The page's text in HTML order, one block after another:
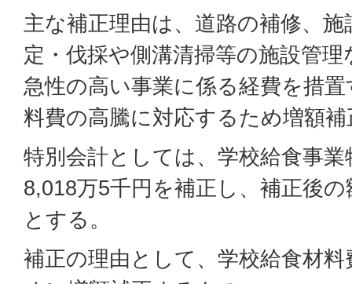
主な補正理由は、道路の補修、
定・伐採や側溝清掃等の施設管
急性の高い事業に係る経費を措
料費の高騰に対応するため増額
特別会計としては、学校給食事
8,018万5千円を補正し、補正後
とする。
補正の理由として、学校給食材